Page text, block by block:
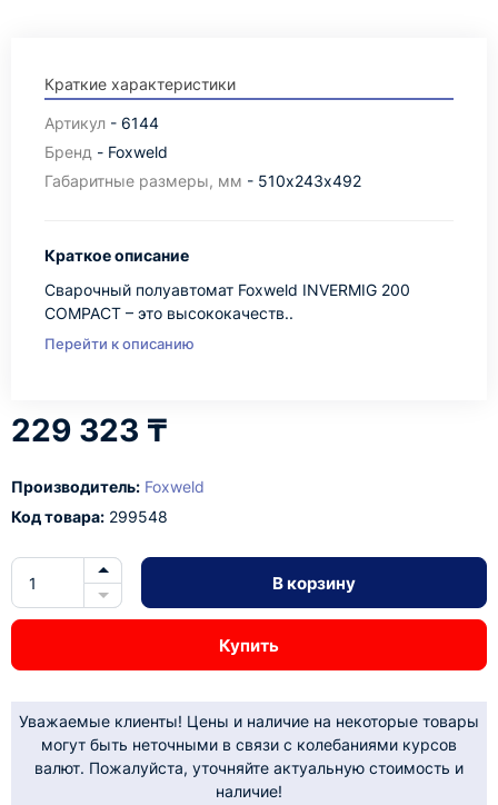
Краткие характеристики
Артикул - 6144
Бренд - Foxweld
Габаритные размеры, мм - 510х243х492
Краткое описание
Сварочный полуавтомат Foxweld INVERMIG 200
COMPACT – это высококачеств..
Перейти к описанию
229 323 ₸
Производитель: Foxweld
Код товара: 299548
В корзину
Купить
Уважаемые клиенты! Цены и наличие на некоторые товары
могут быть неточными в связи с колебаниями курсов
валют. Пожалуйста, уточняйте актуальную стоимость и
наличие!